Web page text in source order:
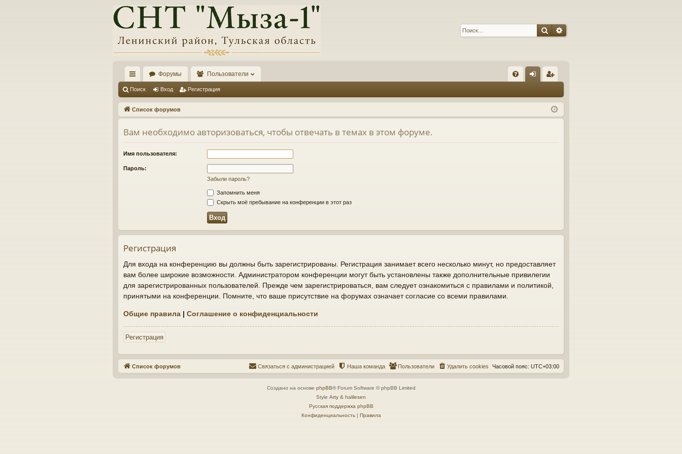
ПоискРасширенный поиск
с
ы
лк
и
Форумы Пользователи
Q д ис
тр
Поиск Вход Регистрация
Список форумов
Вам необходимо авторизоваться, чтобы отвечать в темах в этом форуме.
Имя пользователя:
Пароль:
Забыли пароль?
Запомнить меня
Скрыть моё пребывание на конференции в этот раз
Регистрация
Для входа на конференцию вы должны быть зарегистрированы. Регистрация занимает всего несколько минут, но предоставляет
вам более широкие возможности. Администратором конференции могут быть установлены также дополнительные привилегии
для зарегистрированных пользователей. Прежде чем зарегистрироваться, вам следует ознакомиться с правилами и политикой,
принятыми на конференции. Помните, что ваше присутствие на форумах означает согласие со всеми правилами.
Общие правила | Соглашение о конфиденциальности
Регистрация
Список форумов Часовой пояс: UTC+03:00
Удалить cookies
Пользователи
Наша команда
Связаться с администрацией
Создано на основе phpBB® Forum Software © phpBB Limited
Style Arty & halilesen
Русская поддержка phpBB
Конфиденциальность| Правила